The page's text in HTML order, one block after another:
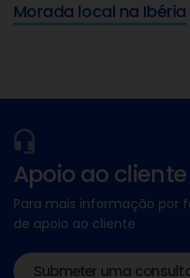
Morada local na Ibéria
Apoio ao cliente
Para mais informação por
de apoio ao cliente
Submeter uma